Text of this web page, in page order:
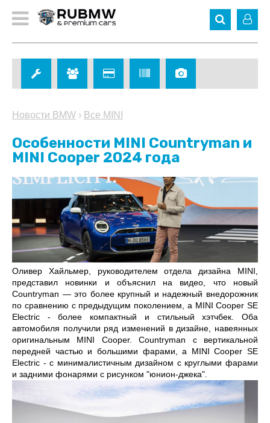
Новости BMW › Все MINI
Особенности MINI Countryman и
MINI Cooper 2024 года
Оливер Хайльмер, руководителем отдела дизайна MINI,
представил новинки и объяснил на видео, что новый
Countryman — это более крупный и надежный внедорожник
по сравнению с предыдущим поколением, а MINI Cooper SE
Electric - более компактный и стильный хэтчбек. Оба
автомобиля получили ряд изменений в дизайне, навеянных
оригинальным MINI Cooper. Countryman с вертикальной
передней частью и большими фарами, а MINI Cooper SE
Electric - с минималистичным дизайном с круглыми фарами
и задними фонарями с рисунком "юнион-джека".